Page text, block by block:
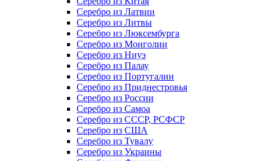
Серебро из Латвии
Серебро из Литвы
Серебро из Люксембурга
Серебро из Монголии
Серебро из Ниуэ
Серебро из Палау
Серебро из Португалии
Серебро из Приднестровья
Серебро из России
Серебро из Самоа
Серебро из СССР, РСФСР
Серебро из США
Серебро из Тувалу
Серебро из Украины